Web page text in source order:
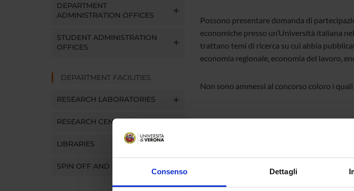
Consenso Dettagli
DEPARTMENT
ADMINISTRATION OFFICES
STUDENT ADMINISTRATION
OFFICES
DEPARTMENT FACILITIES
RESEARCH LABORATORIES
RESEARCH CENTRES
LIBRARIES
SPIN OFF AND COMPANIES
Possono presentare domanda di
economiche presso un’Università italiana
trattano temi di ricerca su cui abbia
economia regionale, economia del lavoro,
Non sono ammessi al concorso coloro i
30: Nomina Commissione giudicatrice
40: DECRETO VINCITORI (Albo rep. n.